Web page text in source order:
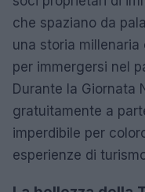
che spaziano da
una storia millenaria
per immergersi nel
Durante la Giornata
gratuitamente a
imperdibile per
esperienze di